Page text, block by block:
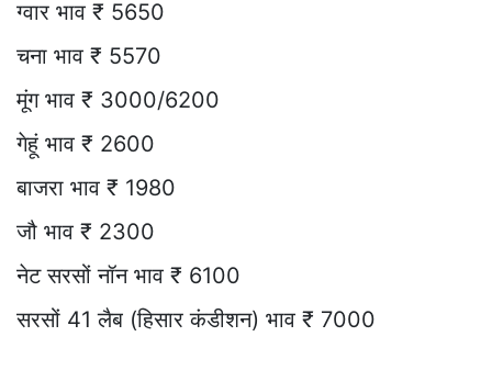
ग्वार भाव ₹ 5650
चना भाव ₹ 5570
मूंग भाव ₹ 3000/6200
गेहूं भाव ₹ 2600
बाजरा भाव ₹ 1980
जौ भाव ₹ 2300
नेट सरसों नॉन भाव ₹ 6100
सरसों 41 लैब (हिसार कंडीशन) भाव ₹ 7000